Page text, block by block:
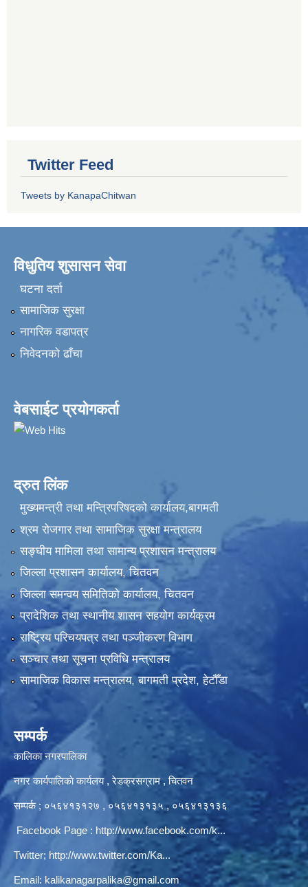
Twitter Feed
Tweets by KanapaChitwan
विधुतिय शुसासन सेवा
घटना दर्ता
सामाजिक सुरक्षा
नागरिक वडापत्र
निवेदनकाे ढाँचा
वेबसाईट प्रयोगकर्ता
द्रुत लिंक
मुख्यमन्त्री तथा मन्त्रिपरिषदको कार्यालय,बागमती
श्रम रोजगार तथा सामाजिक सुरक्षा मन्त्रालय
सङ्‍घीय मामिला तथा सामान्य प्रशासन मन्त्रालय
जिल्ला प्रशासन कार्यालय, चितवन
जिल्ला समन्वय समितिको कार्यालय, चितवन
प्रादेशिक तथा स्थानीय शासन सहयोग कार्यक्रम
राष्ट्रिय परिचयपत्र तथा पञ्‍जीकरण विभाग
सञ्‍चार तथा सूचना प्रविधि मन्त्रालय
सामाजिक विकास मन्त्रालय, बागमती प्रदेश, हेटौँडा
सम्पर्क
कालिका नगरपालिका
नगर कार्यपालिकाे कार्यलय‍ , रेडक्रसग्राम , चितवन
सम्पर्क ; ०५६४१३१२७ , ०५६४१३१३५ , ०५६४१३१३६
Facebook Page : http://www.facebook.com/k...
Twitter; http://www.twitter.com/Ka...
Email: kalikanagarpalika@gmail.com